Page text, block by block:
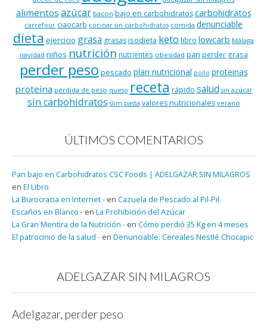
alimentos azúcar bacon bajo en carbohidratos carbohidratos
carrefour ciaocarb cocinar sin carbohidratos comida denunciable
dieta ejercicio grasa grasasisodieta keto libro lowcarb Málaga
navidad niños nutrición nutrientes obesidad pan perder grasa
perder peso pescado plan nutricional pollo proteinas
proteína pérdida de peso queso receta rápido salud sin azúcar
sin carbohidratos slim pasta valores nutricionales verano
ÚLTIMOS COMENTARIOS
Pan bajo en Carbohidratos CSC Foods | ADELGAZAR SIN MILAGROS
en El Libro
La Burocracia en Internet - en Cazuela de Pescado al Pil-Pil
Escaños en Blanco - en La Prohibición del Azúcar
La Gran Mentira de la Nutrición - en Cómo perdió 35 Kg en 4 meses
El patrocinio de la salud - en Denunciable: Cereales Nestlé Chocapic
ADELGAZAR SIN MILAGROS
Adelgazar, perder peso